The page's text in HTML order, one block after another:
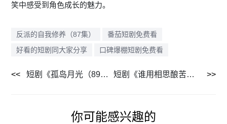
笑中感受到角色成长的魅力。
反派的自我修养（87集）
番茄短剧免费看
好看的短剧同大家分享
口碑爆棚短剧免费看
短剧《孤岛月光（89集）》全集解锁一次看过瘾 短剧《谁用相思酿苦酒（98集）》免费解锁全集剧情
你可能感兴趣的